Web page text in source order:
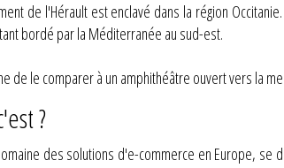
de l'Hérault est enclavé dans la région
bordé par la Méditerranée au sud-est.
de le comparer à un amphithéâtre ouvert vers la
?
des solutions d'e-commerce en Europe,